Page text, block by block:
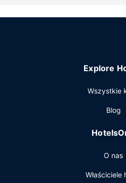
Dostępne udogodnienia
specjalnością jest kuchnia taka
pójść po przekąski, które
bar/salon klubowy. Za niewielką
Udogodnienia biznesowe to
Explore
Wszystkie
Blog
O nas
Właściciele